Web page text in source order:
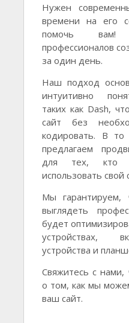
Нужен
времени на его
помочь
профессионалов
за один день.
Наш подход
интуитивно
таких как Dash,
сайт без
кодировать. В
предлагаем
для тех, кто
использовать свой
Мы
выглядеть
будет
устройствах,
устройства и
Свяжитесь с
о том, как мы
ваш сайт.